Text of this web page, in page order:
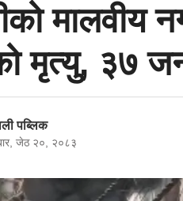
मालवीय
मृत्यु, ३७
पब्लिक
जेठ २०, २०८३